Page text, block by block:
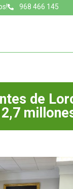
968 466 145
de